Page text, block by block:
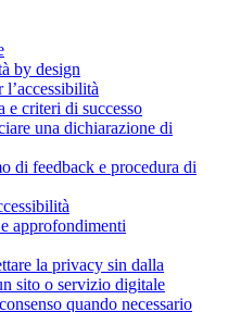
by design
e criteri di successo
una dichiarazione di
di feedback e procedura di
approfondimenti
la privacy sin dalla
sito o servizio digitale
quando necessario